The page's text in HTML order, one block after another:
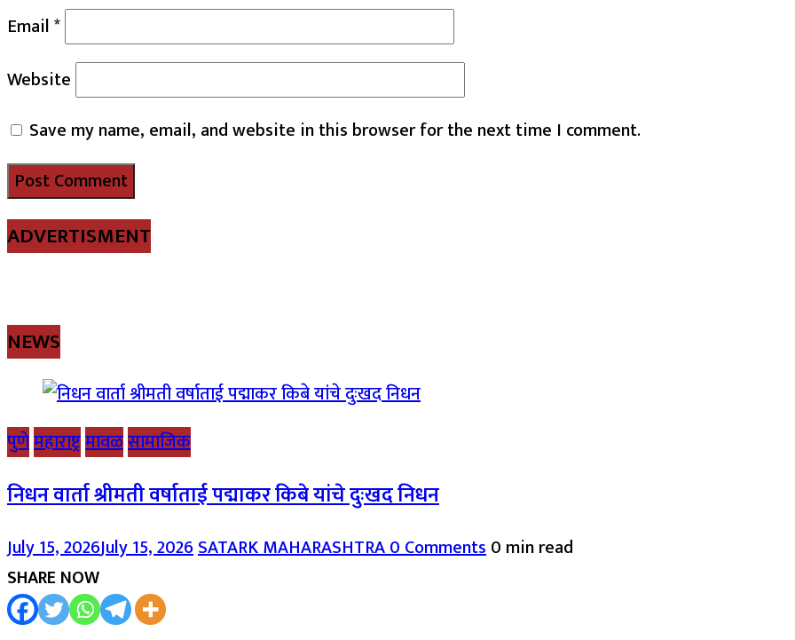
Email*
Website
Save my name, email, and website in this browser for the next time I comment.
ADVERTISMENT
NEWS
पुणेमहाराष्ट्रमावळसामाजिक
निधन वार्ता श्रीमती वर्षाताई पद्माकर किबे यांचे दुःखद निधन
July 15, 2026July 15, 2026SATARK MAHARASHTRA0 Comments0 min read
SHARE NOW